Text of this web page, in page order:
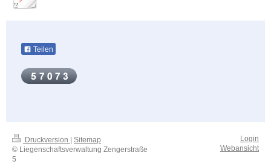
Teilen
Druckversion | Sitemap
© Liegenschaftsverwaltung Zengerstraße
5
Login
Webansicht